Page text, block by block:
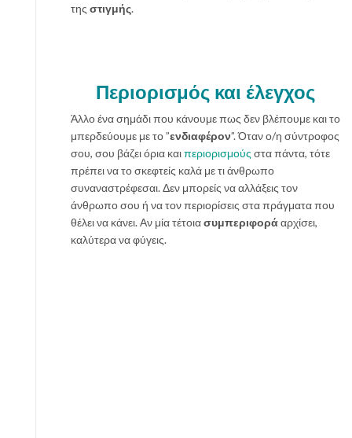
της στιγμής.
Περιορισμός και έλεγχος
Άλλο ένα σημάδι που κάνουμε πως δεν βλέπουμε και το
μπερδεύουμε με το ”ενδιαφέρον”. Όταν ο/η σύντροφος
σου, σου βάζει όρια καιπεριορισμούς στα πάντα, τότε
πρέπει να το σκεφτείς καλά με τι άνθρωπο
συναναστρέφεσαι. Δεν μπορείς να αλλάξεις τον
άνθρωπο σου ή να τον περιορίσεις στα πράγματα που
θέλει να κάνει. Αν μία τέτοιασυμπεριφοράαρχίσει,
καλύτερα να φύγεις.